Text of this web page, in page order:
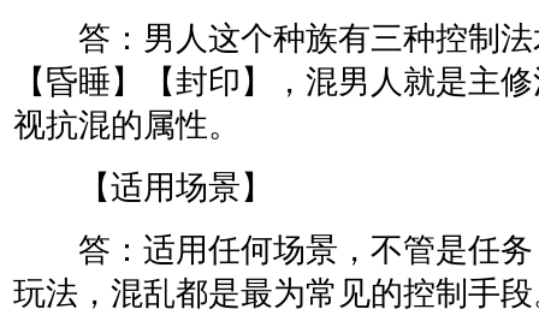
答：男人这个种族有三种控制法
【昏睡】【封印】，混男人就是主
视抗混的属性。
【适用场景】
答：适用任何场景，不管是任务
玩法，混乱都是最为常见的控制手